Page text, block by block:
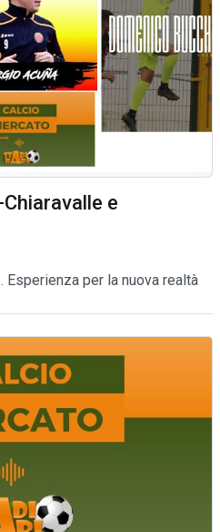
e
per la nuova realtà